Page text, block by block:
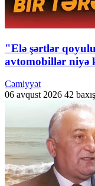
"Elə şərtlər
avtomobillər niyə
Cəmiyyət
06 avqust 2026 42 baxış